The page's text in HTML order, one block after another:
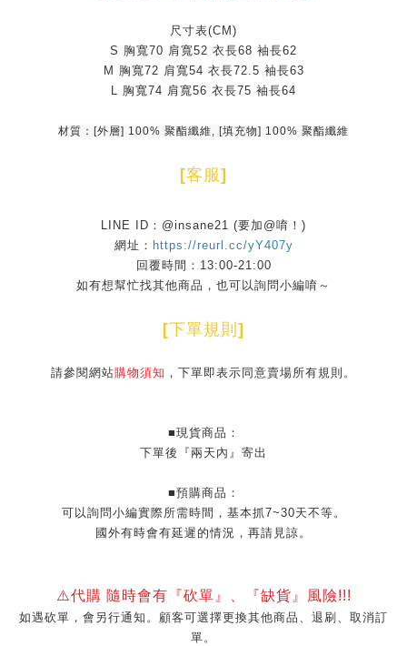
尺寸表(CM)
S 胸寬70 肩寬52 衣長68 袖長62
M 胸寬72 肩寬54 衣長72.5 袖長63
L 胸寬74 肩寬56 衣長75 袖長64
材質：[外層] 100% 聚酯纖維, [填充物] 100% 聚酯纖維
[客服]
LINE ID：@insane21 (要加@唷！)
網址： https://reurl.cc/yY407y
回覆時間：13:00-21:00
如有想幫忙找其他商品，也可以詢問小編唷～
[下單規則 ]
請參閱網站購物須知 ，下單即表示同意賣場所有規則。
■現貨商品：
下單後『兩天內』寄出
■預購商品：
可以詢問小編實際所需時間，基本抓7~30天不等。
國外有時會有延遲的情況，再請見諒。
⚠️代購 隨時會有『砍單』、『缺貨』風險!!!
如遇砍單，會另行通知。顧客可選擇更換其他商品、退刷、取消訂
單。